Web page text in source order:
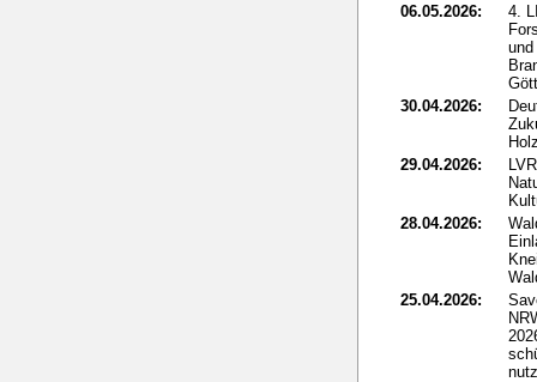
06.05.2026:
4.
30.04.2026:
29.04.2026:
28.04.2026:
25.04.2026: